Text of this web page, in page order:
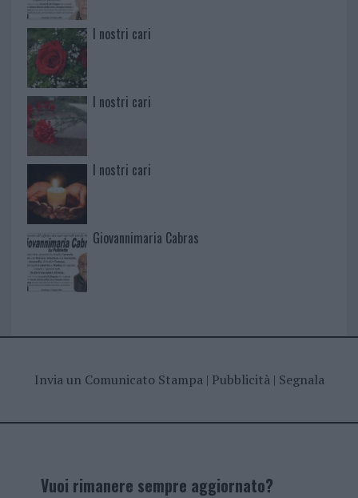
I nostri cari
I nostri cari
I nostri cari
Giovannimaria Cabras
Invia un Comunicato Stampa| Pubblicità| Segnala
Vuoi rimanere sempre aggiornato?